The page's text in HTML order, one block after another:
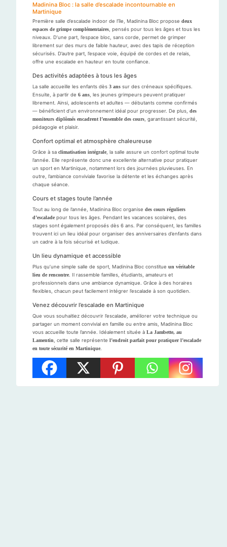
Madinina Bloc : la salle d’escalade incontournable en
Martinique
Première salle d’escalade indoor de l’île, Madinina Bloc propose deux
espaces de grimpe complémentaires , pensés pour tous les âges et tous les
niveaux. D’une part, l’espace bloc, sans corde, permet de grimper
librement sur des murs de faible hauteur, avec des tapis de réception
sécurisés. D’autre part, l’espace voie, équipé de cordes et de relais,
offre une escalade en hauteur en toute confiance.
Des activités adaptées à tous les âges
La salle accueille les enfants dès 3 ans sur des créneaux spécifiques.
Ensuite, à partir de 6 ans , les jeunes grimpeurs peuvent pratiquer
librement. Ainsi, adolescents et adultes — débutants comme confirmés
— bénéficient d’un environnement idéal pour progresser. De plus, des
moniteurs diplômés encadrent l’ensemble des cours , garantissant sécurité,
pédagogie et plaisir.
Confort optimal et atmosphère chaleureuse
Grâce à sa climatisation intégrale , la salle assure un confort optimal toute
l’année. Elle représente donc une excellente alternative pour pratiquer
un sport en Martinique, notamment lors des journées pluvieuses. En
outre, l’ambiance conviviale favorise la détente et les échanges après
chaque séance.
Cours et stages toute l’année
Tout au long de l’année, Madinina Bloc organise des cours réguliers
d’escalade pour tous les âges. Pendant les vacances scolaires, des
stages sont également proposés dès 6 ans. Par conséquent, les familles
trouvent ici un lieu idéal pour organiser des anniversaires d’enfants dans
un cadre à la fois sécurisé et ludique.
Un lieu dynamique et accessible
Plus qu’une simple salle de sport, Madinina Bloc constitue un véritable
lieu de rencontre . Il rassemble familles, étudiants, amateurs et
professionnels dans une ambiance dynamique. Grâce à des horaires
flexibles, chacun peut facilement intégrer l’escalade à son quotidien.
Venez découvrir l’escalade en Martinique
Que vous souhaitiez découvrir l’escalade, améliorer votre technique ou
partager un moment convivial en famille ou entre amis, Madinina Bloc
vous accueille toute l’année. Idéalement située à La Jambette, au
Lamentin , cette salle représente l’endroit parfait pour pratiquer l’escalade
en toute sécurité en Martinique